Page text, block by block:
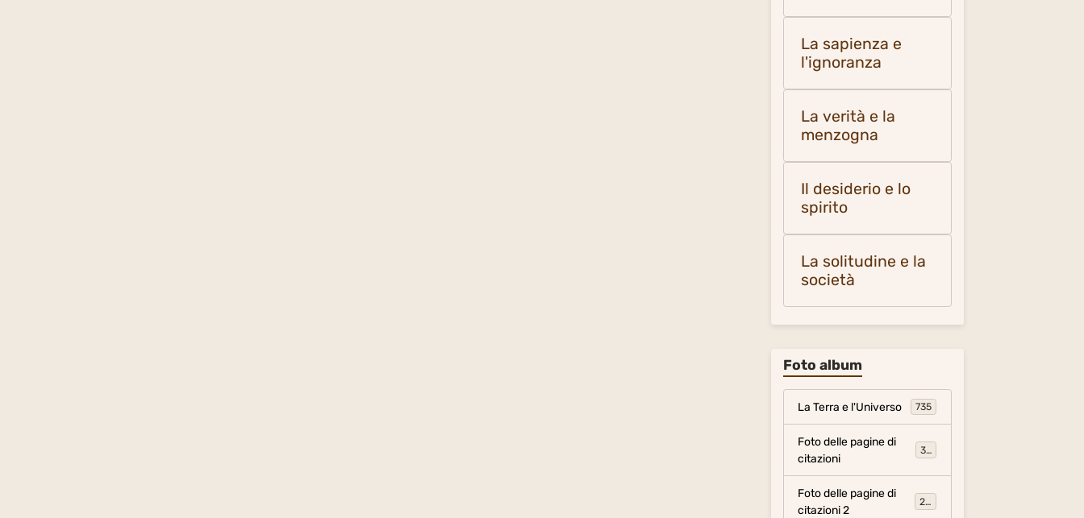
La sapienza e
l'ignoranza
La verità e la
menzogna
Il desiderio e lo
spirito
La solitudine e la
società
Foto album
La Terra e l'Universo 735
Foto delle pagine di
citazioni
317
Foto delle pagine di
citazioni 2
281